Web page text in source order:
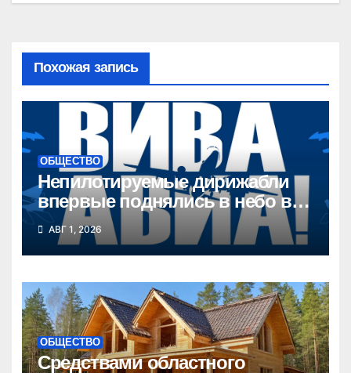
Похожая запись
ОБЩЕСТВО
Непилотируемые дирижабли
впервые поднялись в небо в
Новосибирской области
АВГ 1, 2026
ОБЩЕСТВО
Средствами областного